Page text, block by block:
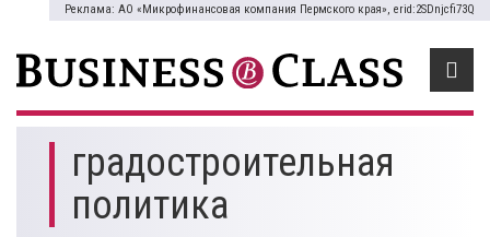
Реклама: АО «Микрофинансовая компания Пермского края», erid:2SDnjcfi73Q
градостроительная
политика